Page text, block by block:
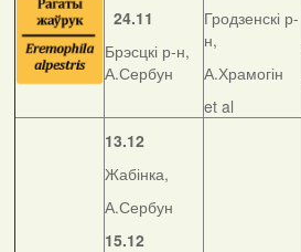
24.11
Брэсцкі р-н,
А.Сербун
Гродзенскі р-
н,
А.Храмогін
et al
13.12
Жабінка,
А.Сербун
15.12